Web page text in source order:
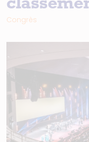
Congrès